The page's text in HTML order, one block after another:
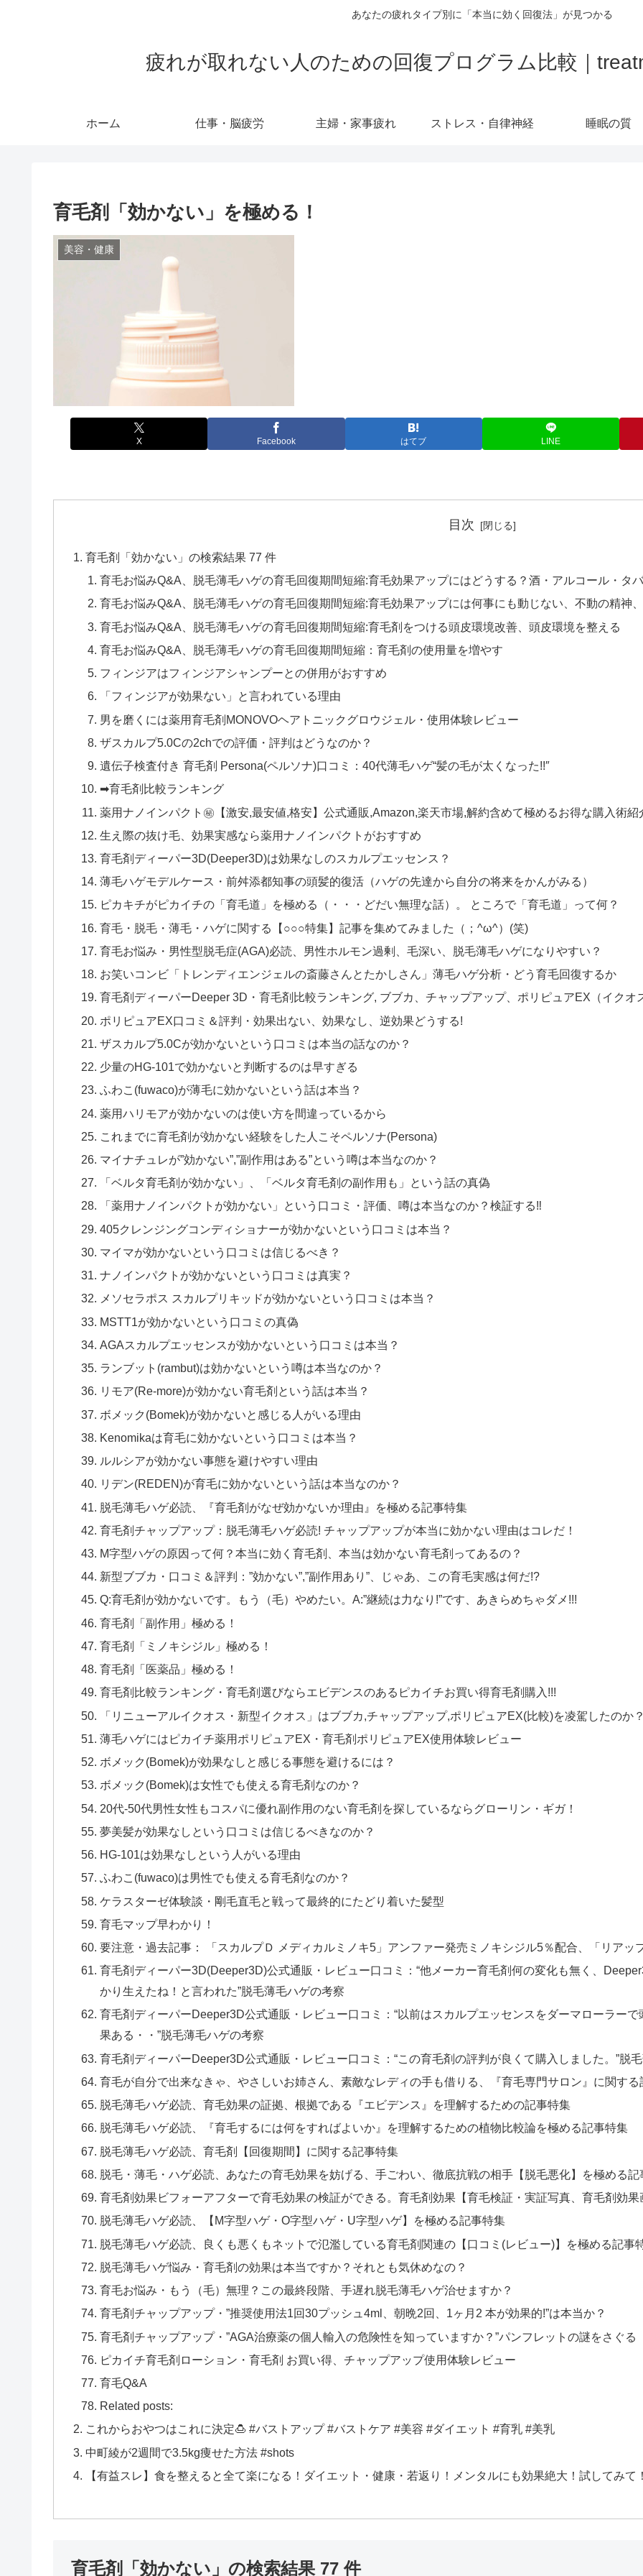
あなたの疲れタイプ別に「本当に効く回復法」が見つかる
疲れが取れない人のための回復プログラム比較｜
ホーム 仕事・脳疲労 主婦・家事疲れ ストレス・自律神経 睡眠の質
育毛剤「効かない」を極める！
美容・健康
X Facebook はてブ LINE
目次
育毛剤「効かない」の検索結果 77 件
育毛お悩みQ&A、脱毛薄毛ハゲの育毛回復期間短縮:育毛効果アップにはどうする？酒・アルコール・タ
育毛お悩みQ&A、脱毛薄毛ハゲの育毛回復期間短縮:育毛効果アップには何事にも動じない、不動の精神
育毛お悩みQ&A、脱毛薄毛ハゲの育毛回復期間短縮:育毛剤をつける頭皮環境改善、頭皮環境を整える
育毛お悩みQ&A、脱毛薄毛ハゲの育毛回復期間短縮：育毛剤の使用量を増やす
フィンジアはフィンジアシャンプーとの併用がおすすめ
「フィンジアが効果ない」と言われている理由
男を磨くには薬用育毛剤MONOVOヘアトニックグロウジェル・使用体験レビュー
ザスカルプ5.0Cの2chでの評価・評判はどうなのか？
遺伝子検査付き 育毛剤 Persona(ペルソナ)口コミ：40代薄毛ハゲ“髪の毛が太くなった!!″
➡育毛剤比較ランキング
薬用ナノインパクト㊙【激安,最安値,格安】公式通販,Amazon,楽天市場,解約含めて極めるお得な購入術紹
生え際の抜け毛、効果実感なら薬用ナノインパクトがおすすめ
育毛剤ディーパー3D(Deeper3D)は効果なしのスカルプエッセンス？
薄毛ハゲモデルケース・前舛添都知事の頭髪的復活（ハゲの先達から自分の将来をかんがみる）
ピカキチがピカイチの「育毛道」を極める（・・・どだい無理な話）。 ところで「育毛道」って何？
育毛・脱毛・薄毛・ハゲに関する【○○○特集】記事を集めてみました（；^ω^）(笑)
育毛お悩み・男性型脱毛症(AGA)必読、男性ホルモン過剰、毛深い、脱毛薄毛ハゲになりやすい？
お笑いコンビ「トレンディエンジェルの斎藤さんとたかしさん」薄毛ハゲ分析・どう育毛回復するか
育毛剤ディーパーDeeper 3D・育毛剤比較ランキング, ブブカ、チャップアップ、ポリピュアEX（イクオ
ポリピュアEX口コミ＆評判・効果出ない、効果なし、逆効果どうする!
ザスカルプ5.0Cが効かないという口コミは本当の話なのか？
少量のHG-101で効かないと判断するのは早すぎる
ふわこ(fuwaco)が薄毛に効かないという話は本当？
薬用ハリモアが効かないのは使い方を間違っているから
これまでに育毛剤が効かない経験をした人こそペルソナ(Persona)
マイナチュレが”効かない”,”副作用はある”という噂は本当なのか？
「ベルタ育毛剤が効かない」、「ベルタ育毛剤の副作用も」という話の真偽
「薬用ナノインパクトが効かない」という口コミ・評価、噂は本当なのか？検証する‼
405クレンジングコンディショナーが効かないという口コミは本当？
マイマが効かないという口コミは信じるべき？
ナノインパクトが効かないという口コミは真実？
メソセラポス スカルプリキッドが効かないという口コミは本当？
MSTT1が効かないという口コミの真偽
AGAスカルプエッセンスが効かないという口コミは本当？
ランブット(rambut)は効かないという噂は本当なのか？
リモア(Re-more)が効かない育毛剤という話は本当？
ボメック(Bomek)が効かないと感じる人がいる理由
Kenomikaは育毛に効かないという口コミは本当？
ルルシアが効かない事態を避けやすい理由
リデン(REDEN)が育毛に効かないという話は本当なのか？
脱毛薄毛ハゲ必読、『育毛剤がなぜ効かないか理由』を極める記事特集
育毛剤チャップアップ：脱毛薄毛ハゲ必読! チャップアップが本当に効かない理由はコレだ！
M字型ハゲの原因って何？本当に効く育毛剤、本当は効かない育毛剤ってあるの？
新型ブブカ・口コミ＆評判：”効かない”,”副作用あり”、じゃあ、この育毛実感は何だ!?
Q:育毛剤が効かないです。もう（毛）やめたい。A:”継続は力なり!”です、あきらめちゃダメ!!!
育毛剤「副作用」極める！
育毛剤「ミノキシジル」極める！
育毛剤「医薬品」極める！
育毛剤比較ランキング・育毛剤選びならエビデンスのあるピカイチお買い得育毛剤購入!!!
「リニューアルイクオス・新型イクオス」はブブカ,チャップアップ,ポリピュアEX(比較)を凌駕したのか
薄毛ハゲにはピカイチ薬用ポリピュアEX・育毛剤ポリピュアEX使用体験レビュー
ボメック(Bomek)が効果なしと感じる事態を避けるには？
ボメック(Bomek)は女性でも使える育毛剤なのか？
20代-50代男性女性もコスパに優れ副作用のない育毛剤を探しているならグローリン・ギガ！
夢美髪が効果なしという口コミは信じるべきなのか？
HG-101は効果なしという人がいる理由
ふわこ(fuwaco)は男性でも使える育毛剤なのか？
ケラスターゼ体験談・剛毛直毛と戦って最終的にたどり着いた髪型
育毛マップ早わかり！
要注意・過去記事： 「スカルプＤ メディカルミノキ5」アンファー発売ミノキシジル5％配合、「リア
育毛剤ディーパー3D(Deeper3D)公式通販・レビュー口コミ：“他メーカー育毛剤何の変化も無く、
かり生えたね！と言われた”脱毛薄毛ハゲの考察
育毛剤ディーパーDeeper3D公式通販・レビュー口コミ：“以前はスカルプエッセンスをダーマローラー
果ある・・”脱毛薄毛ハゲの考察
育毛剤ディーパーDeeper3D公式通販・レビュー口コミ：“この育毛剤の評判が良くて購入しました。”脱
育毛が自分で出来なきゃ、やさしいお姉さん、素敵なレディの手も借りる、『育毛専門サロン』に関する
脱毛薄毛ハゲ必読、育毛効果の証拠、根拠である『エビデンス』を理解するための記事特集
脱毛薄毛ハゲ必読、『育毛するには何をすればよいか』を理解するための植物比較論を極める記事特集
脱毛薄毛ハゲ必読、育毛剤【回復期間】に関する記事特集
脱毛・薄毛・ハゲ必読、あなたの育毛効果を妨げる、手ごわい、徹底抗戦の相手【脱毛悪化】を極める記
育毛剤効果ビフォーアフターで育毛効果の検証ができる。育毛剤効果【育毛検証・実証写真、育毛剤効
脱毛薄毛ハゲ必読、【M字型ハゲ・O字型ハゲ・U字型ハゲ】を極める記事特集
脱毛薄毛ハゲ必読、良くも悪くもネットで氾濫している育毛剤関連の【口コミ(レビュー)】を極める記事
脱毛薄毛ハゲ悩み・育毛剤の効果は本当ですか？それとも気休めなの？
育毛お悩み・もう（毛）無理？この最終段階、手遅れ脱毛薄毛ハゲ治せますか？
育毛剤チャップアップ・”推奨使用法1回30プッシュ4ml、朝晩2回、1ヶ月2 本が効果的!”は本当か？
育毛剤チャップアップ・”AGA治療薬の個人輸入の危険性を知っていますか？”パンフレットの謎をさぐる
ピカイチ育毛剤ローション・育毛剤 お買い得、チャップアップ使用体験レビュー
育毛Q&A
Related posts:
これからおやつはこれに決定🍮 #バストアップ #バストケア #美容 #ダイエット #育乳 #美乳
中町綾が2週間で3.5kg痩せた方法 #shots
【有益スレ】食を整えると全て楽になる！ダイエット・健康・若返り！メンタルにも効果絶大！試してみて
育毛剤「効かない」の検索結果 77 件